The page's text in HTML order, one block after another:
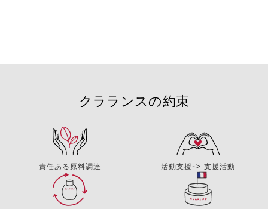
クラランスの約束
責任ある原料調達 活動支援-> 支援活動